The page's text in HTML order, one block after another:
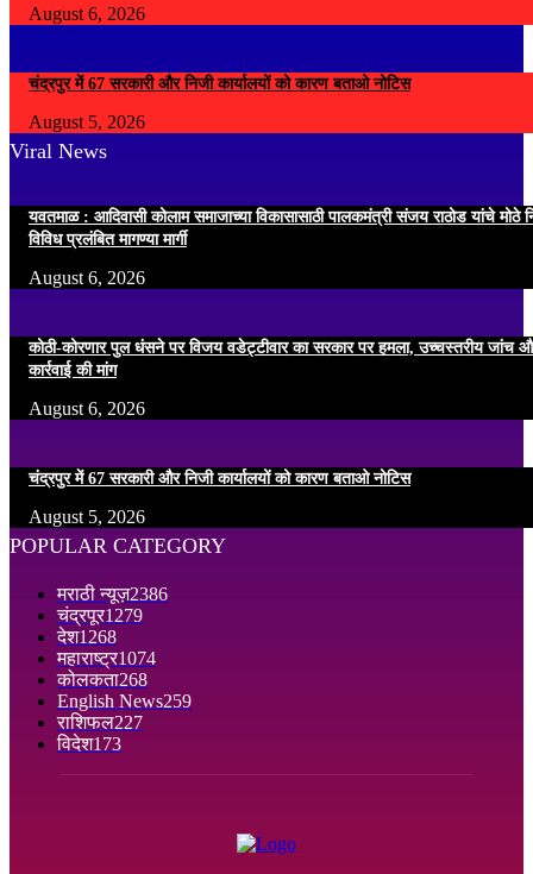
August 6, 2026
चंद्रपुर में 67 सरकारी और निजी कार्यालयों को कारण बताओ नोटिस
August 5, 2026
Viral News
यवतमाळ : आदिवासी कोलाम समाजाच्या विकासासाठी पालकमंत्री संजय राठोड यांचे मोठे
विविध प्रलंबित मागण्या मार्गी
August 6, 2026
कोठी-कोरणार पुल धंसने पर विजय वडेट्टीवार का सरकार पर हमला, उच्चस्तरीय जांच
कार्रवाई की मांग
August 6, 2026
चंद्रपुर में 67 सरकारी और निजी कार्यालयों को कारण बताओ नोटिस
August 5, 2026
POPULAR CATEGORY
मराठी न्यूज़2386
चंद्रपूर1279
देश1268
महाराष्ट्र1074
कोलकता268
English News259
राशिफल227
विदेश173